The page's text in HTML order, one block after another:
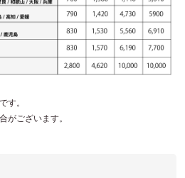
す。
がございます。